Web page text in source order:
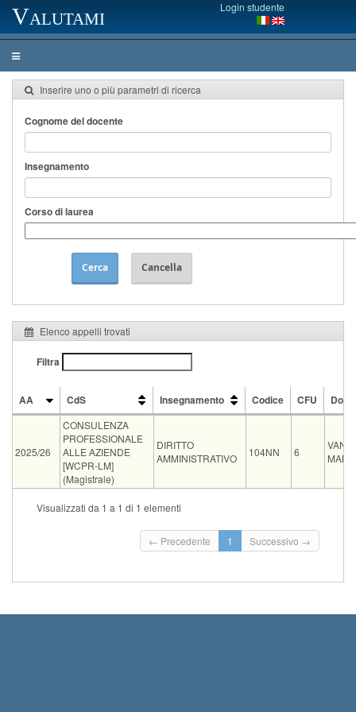
Valutami Login studente
Inserire uno o più parametri di ricerca
Cognome del docente
Insegnamento
Corso di laurea
Cerca Cancella
Elenco appelli trovati
Filtra
AA CdS Insegnamento Codice CFU
CdS
2025/26
CONSULENZA
PROFESSIONALE
ALLE AZIENDE
[WCPR-LM]
(Magistrale)
DIRITTO
AMMINISTRATIVO
104NN 6
Data e ora Sede Note
STUDIO DOCENTE c/o Dip. Scienze Politiche via
Serafini 3,...Leggi tutto
Visualizzati da 1 a 1 di 1 elementi
← Precedente 1 Successivo →